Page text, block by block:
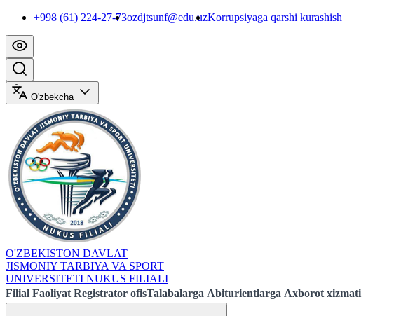
+998 (61) 224-27-73ozdjtsunf@edu.uzKorrupsiyaga qarshi kurashish
O'zbekcha
O'ZBEKISTON DAVLAT
JISMONIY TARBIYA VA SPORT
UNIVERSITETI NUKUS FILIALI
Filial Faoliyat Registrator ofisTalabalarga Abiturientlarga Axborot xizmati